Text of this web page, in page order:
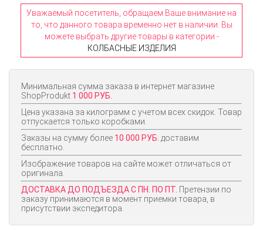
Уважаемый посетитель, обращаем Ваше внимание на
то, что данного товара временно нет в наличии. Вы
можете выбрать другие товары в категории -
КОЛБАСНЫЕ ИЗДЕЛИЯ
Минимальная сумма заказа в интернет магазине
ShopProdukt 1 000 РУБ.
Цена указана за килограмм с учетом всех скидок. Товар
отпускается только коробками.
Заказы на сумму более 10 000 РУБ. доставим
бесплатно.
Изображение товаров на сайте может отличаться от
оригинала.
ДОСТАВКА ДО ПОДЪЕЗДА С ПН. ПО ПТ. Претензии по
заказу принимаются в момент приемки товара, в
присутствии экспедитора.